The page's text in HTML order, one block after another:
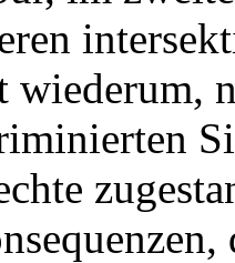
wiederum,